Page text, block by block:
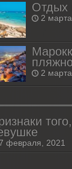
Отдых
2
2
февраля, 2021